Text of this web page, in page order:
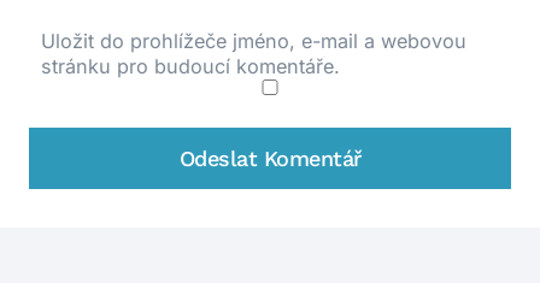
Uložit do prohlížeče jméno, e-mail a webovou
stránku pro budoucí komentáře.